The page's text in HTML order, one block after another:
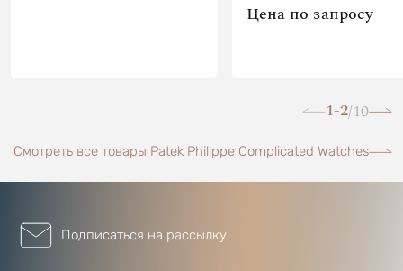
Цена по запросу
1-2/10
Смотреть все товары Patek Philippe Complicated Watches
Подписаться на рассылку